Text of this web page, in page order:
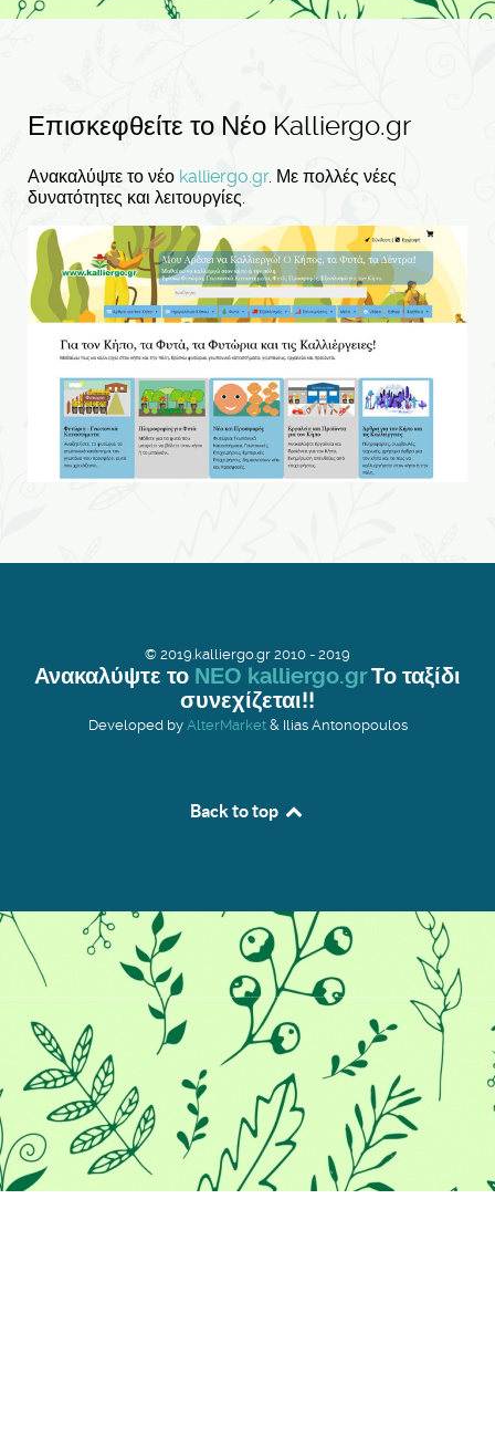
Επισκεφθείτε το Νέο Kalliergo.gr
Ανακαλύψτε το νέο kalliergo.gr. Με πολλές νέες
δυνατότητες και λειτουργίες.
© 2019.kalliergo.gr 2010 - 2019
Ανακαλύψτε το ΝΕΟ kalliergo.grΤο ταξίδι
συνεχίζεται!!
Developed by AlterMarket& Ilias Antonopoulos
Back to top